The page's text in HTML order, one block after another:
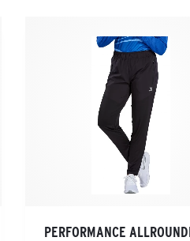
PERFORMANCE